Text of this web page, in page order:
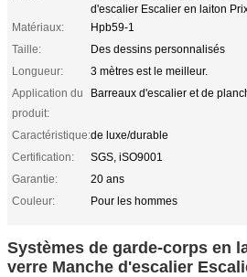
d'escalier Escalier en laiton
Matériaux:
Hpb59-1
Taille:
Des dessins personnalisés
Longueur:
3 mètres est le meilleur.
Application du
produit:
Barreaux d'escalier et de
Caractéristique:de luxe/durable
Certification:
SGS, iSO9001
Garantie:
20 ans
Couleur:
Pour les hommes
Systèmes de garde-corps en
verre Manche d'escalier